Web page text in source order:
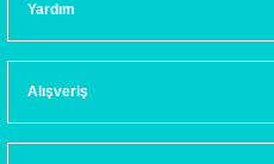
Yardım
Alışveriş